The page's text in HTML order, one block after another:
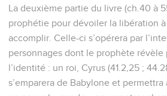
La deuxième partie du livre (ch.40 à
prophétie pour dévoiler la libération
accomplir. Celle-ci s’opérera par
personnages dont le prophète révèle
l’identité : un roi, Cyrus (41.2,25 ;
s’emparera de Babylone et permettra